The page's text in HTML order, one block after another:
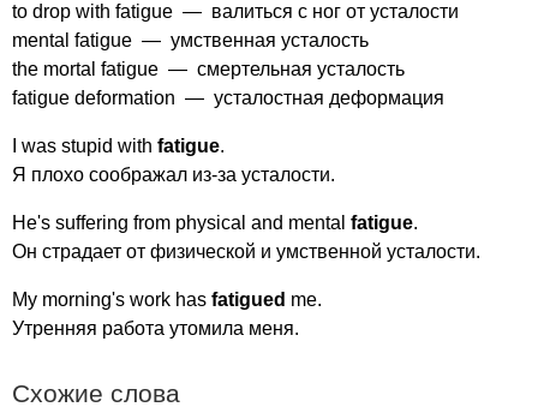
to drop with fatigue — валиться с ног от усталости
mental fatigue — умственная усталость
the mortal fatigue — смертельная усталость
fatigue deformation — усталостная деформация
was stupid with fatigue.
Я плохо соображал из-за усталости.
He's suffering from physical and mental fatigue.
Он страдает от физической и умственной усталости.
My morning's work has fatigued me.
Утренняя работа утомила меня.
Схожие слова